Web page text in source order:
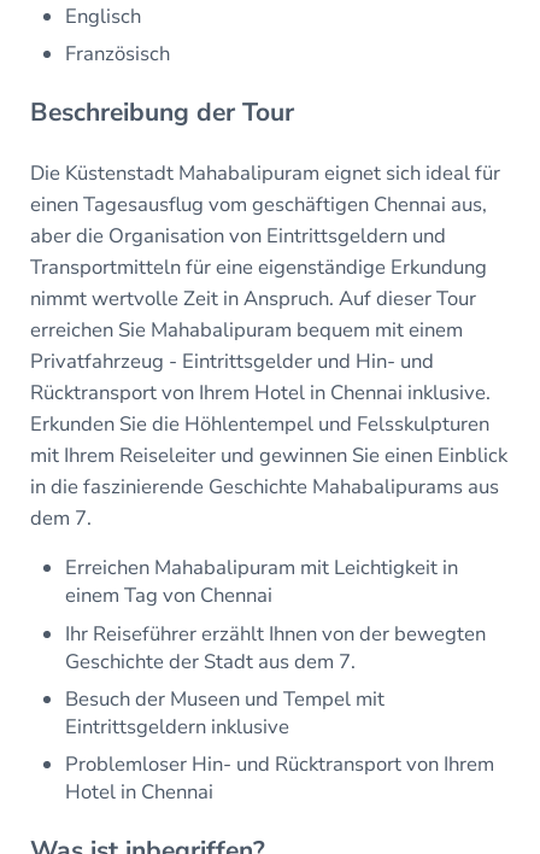
Englisch
Französisch
Beschreibung der Tour
Die Küstenstadt Mahabalipuram eignet sich ideal für
einen Tagesausflug vom geschäftigen Chennai aus,
aber die Organisation von Eintrittsgeldern und
Transportmitteln für eine eigenständige Erkundung
nimmt wertvolle Zeit in Anspruch. Auf dieser Tour
erreichen Sie Mahabalipuram bequem mit einem
Privatfahrzeug - Eintrittsgelder und Hin- und
Rücktransport von Ihrem Hotel in Chennai inklusive.
Erkunden Sie die Höhlentempel und Felsskulpturen
mit Ihrem Reiseleiter und gewinnen Sie einen Einblick
in die faszinierende Geschichte Mahabalipurams aus
dem 7.
Erreichen Mahabalipuram mit Leichtigkeit in
einem Tag von Chennai
Ihr Reiseführer erzählt Ihnen von der bewegten
Geschichte der Stadt aus dem 7.
Besuch der Museen und Tempel mit
Eintrittsgeldern inklusive
Problemloser Hin- und Rücktransport von Ihrem
Hotel in Chennai